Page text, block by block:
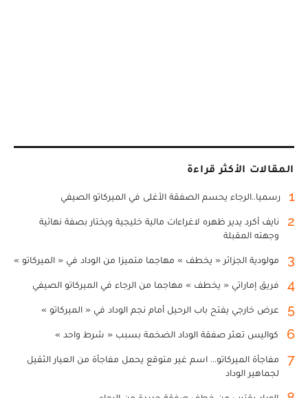
المقالات الأكثر قراءة
1 رسميا..الرجاء يحسم الصفقة الأغلى في الميركاتو الصيفي
2
نايف أكرد يدير ظهره لاغراءات مالية خليجية ويختار بصفة نهائية
وجهته المقبلة
3 مولودية الجزائر « يخطف » مهاجما متميزا من الوداد في « الميركاتو »
4 فريق إماراتي « يخطف » مهاجما من الرجاء في الميركاتو الصيفي
5 عرض خارجي يفتح باب الرحيل أمام نجم الوداد في « الميركاتو »
6 كواليس تعثر صفقة الوداد الضخمة بسبب « شرط واحد »
7
مفاجأة الميركاتو... اسم غير متوقع يحمل مفاجأة من العيار الثقيل
لجماهير الوداد